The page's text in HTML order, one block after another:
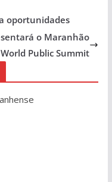
oportunidades
o Maranhão
Public Summit